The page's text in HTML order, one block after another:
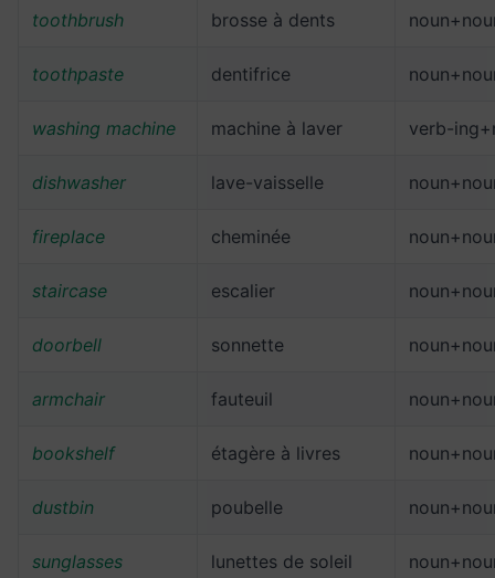
toothbrush brosse à dents
toothpaste dentifrice
washing machine machine à laver verb-
dishwasher lave-vaisselle
fireplace cheminée
staircase escalier
doorbell sonnette
armchair fauteuil
bookshelf étagère à livres
dustbin poubelle
sunglasses lunettes de soleil